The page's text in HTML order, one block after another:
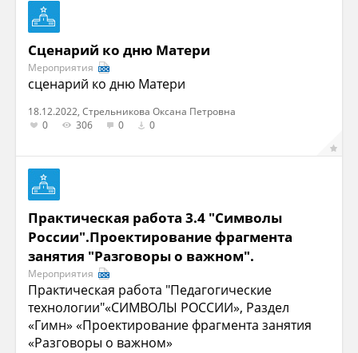
Сценарий ко дню Матери
Мероприятия
сценарий ко дню Матери
18.12.2022, Стрельникова Оксана Петровна
0
306 0 0
Практическая работа 3.4 "Символы
России".Проектирование фрагмента
занятия "Разговоры о важном".
Мероприятия
Практическая работа "Педагогические
технологии"«СИМВОЛЫ РОССИИ», Раздел
«Гимн» «Проектирование фрагмента занятия
«Разговоры о важном»